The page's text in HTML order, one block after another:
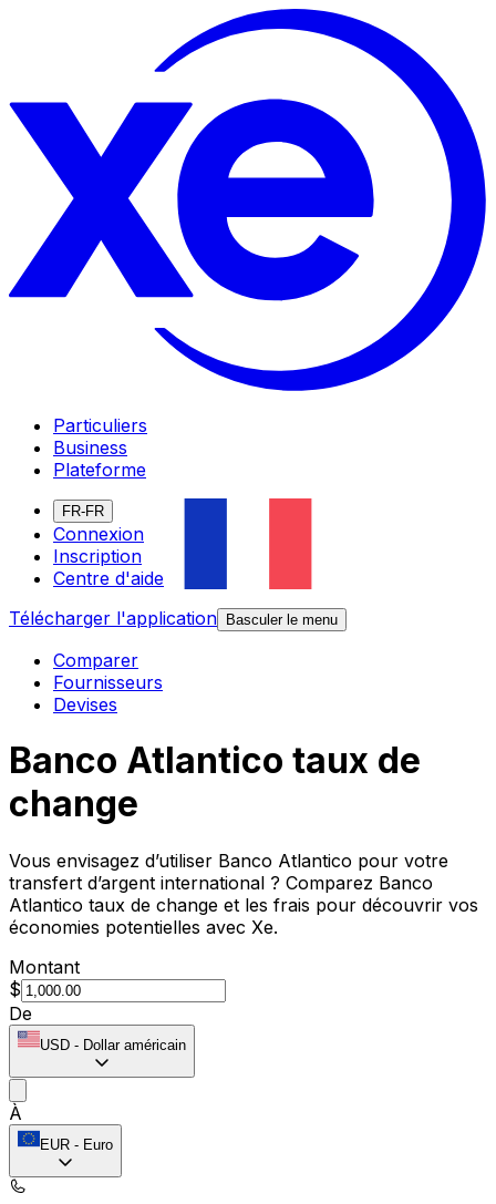
Particuliers
Business
Plateforme
FR-FR
Connexion
Inscription
Centre d'aide
Télécharger l'application
Basculer le menu
Comparer
Fournisseurs
Devises
Banco Atlantico taux de
change
Vous envisagez d’utiliser Banco Atlantico pour votre
transfert d’argent international ? Comparez Banco
Atlantico taux de change et les frais pour découvrir vos
économies potentielles avec Xe.
Montant
$
De
USD - Dollar américain
À
EUR - Euro